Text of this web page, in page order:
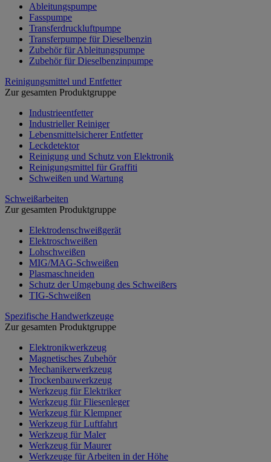
Ableitungspumpe
Fasspumpe
Transferdruckluftpumpe
Transferpumpe für Dieselbenzin
Zubehör für Ableitungspumpe
Zubehör für Dieselbenzinpumpe
Reinigungsmittel und Entfetter
Zur gesamten Produktgruppe
Industrieentfetter
Industrieller Reiniger
Lebensmittelsicherer Entfetter
Leckdetektor
Reinigung und Schutz von Elektronik
Reinigungsmittel für Graffiti
Schweißen und Wartung
Schweißarbeiten
Zur gesamten Produktgruppe
Elektrodenschweißgerät
Elektroschweißen
Lohschweißen
MIG/MAG-Schweißen
Plasmaschneiden
Schutz der Umgebung des Schweißers
TIG-Schweißen
Spezifische Handwerkzeuge
Zur gesamten Produktgruppe
Elektronikwerkzeug
Magnetisches Zubehör
Mechanikerwerkzeug
Trockenbauwerkzeug
Werkzeug für Elektriker
Werkzeug für Fliesenleger
Werkzeug für Klempner
Werkzeug für Luftfahrt
Werkzeug für Maler
Werkzeug für Maurer
Werkzeuge für Arbeiten in der Höhe